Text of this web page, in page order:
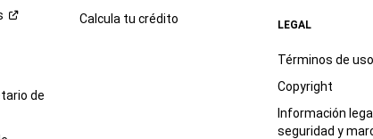
de
Calcula tu crédito
LEGAL
Términos de uso
Copyright
Información
seguridad y